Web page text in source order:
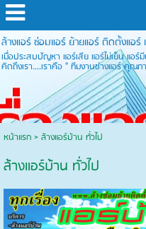
ล้างแอร์ ซ่อมแอร์ ย้ายแอร์ ติดตั้งแอ
เมื่อประสบปัญหา แอร์เสีย แอร์ไม่เย็น แอ
คิดถึงเรา....เราคือ " ทีมงานช่างแอร์ คุณภ
หน้าแรก> ล้างแอร์บ้าน ทั่วไป
ล้างแอร์บ้าน ทั่วไป